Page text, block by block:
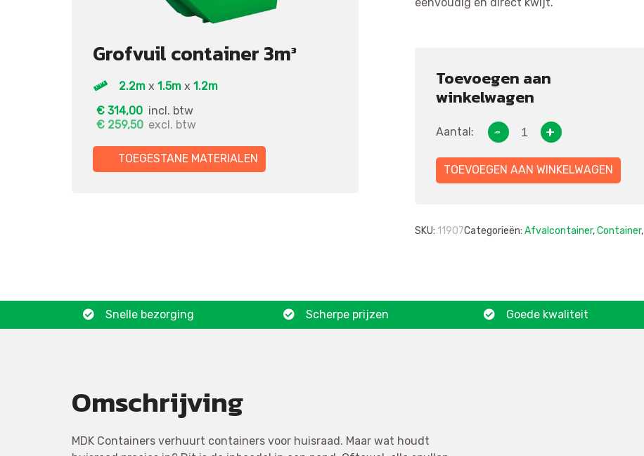
Grofvuil container 3m³
2.2m x 1.5m x 1.2m
€ 314,00 incl. btw
€ 259,50 excl. btw
TOEGESTANE MATERIALEN
Toevoegen aan
winkelwagen
Aantal:
TOEVOEGEN AAN WINKELWAGEN
SKU: 11907Categorieën: Afvalcontainer,Container,
Snelle bezorging Scherpe prijzen Goede kwaliteit
Omschrijving
MDK Containers verhuurt containers voor huisraad. Maar wat houdt